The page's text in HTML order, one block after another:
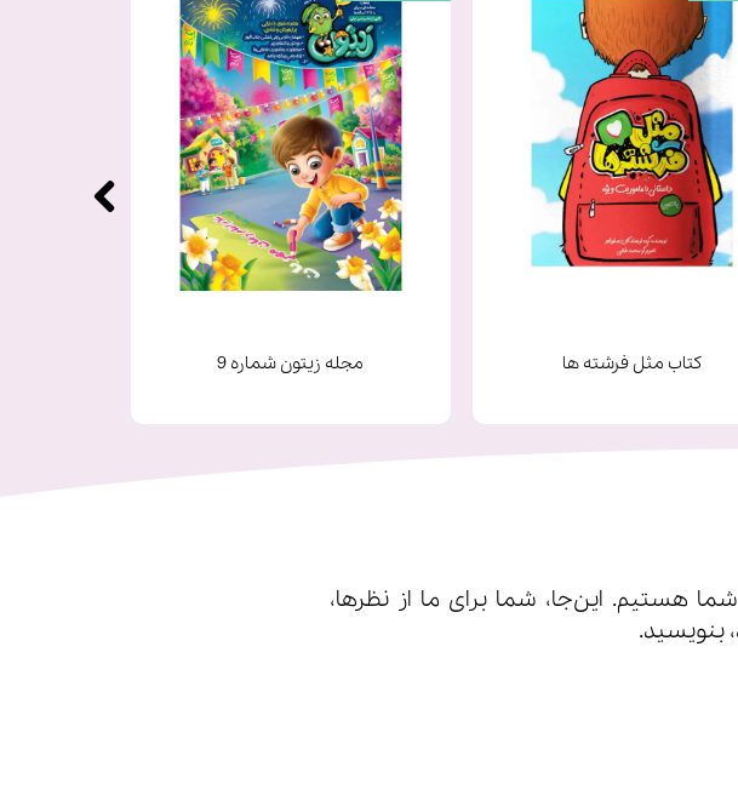
مجله زیتون شماره 9 کتاب مثل فرشته ها
هستیم. این‌جا، شما برای ما از نظرها،
بنویسید.